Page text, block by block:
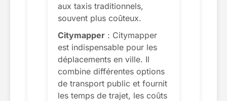
aux taxis traditionnels,
souvent plus coûteux.
Citymapper : Citymapper
est indispensable pour les
déplacements en ville. Il
combine différentes options
de transport public et fournit
les temps de trajet, les coûts